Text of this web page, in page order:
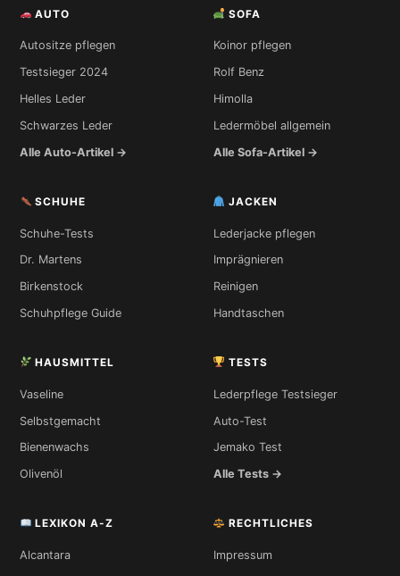
AUTO
Autositze pflegen
Testsieger 2024
Helles Leder
Schwarzes Leder
Alle Auto-Artikel →
SOFA
Koinor pflegen
Rolf Benz
Himolla
Ledermöbel allgemein
Alle Sofa-Artikel →
SCHUHE
Schuhe-Tests
Dr. Martens
Birkenstock
Schuhpflege Guide
JACKEN
Lederjacke pflegen
Imprägnieren
Reinigen
Handtaschen
HAUSMITTEL
Vaseline
Selbstgemacht
Bienenwachs
Olivenöl
TESTS
Lederpflege Testsieger
Auto-Test
Jemako Test
Alle Tests →
LEXIKON A-Z
Alcantara
RECHTLICHES
Impressum